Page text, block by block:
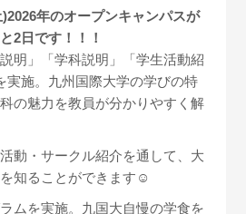
年のオープンキャンパスが
2日です！！！
明」「学科説明」「学生活動紹
実施。九州国際大学の学びの特
の魅力を教員が分かりやすく解
動・サークル紹介を通して、大
知ることができます☺
ムを実施。九国大自慢の学食を